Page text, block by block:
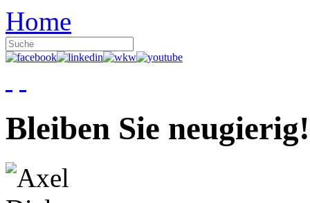
Home
Bleiben Sie neugierig!